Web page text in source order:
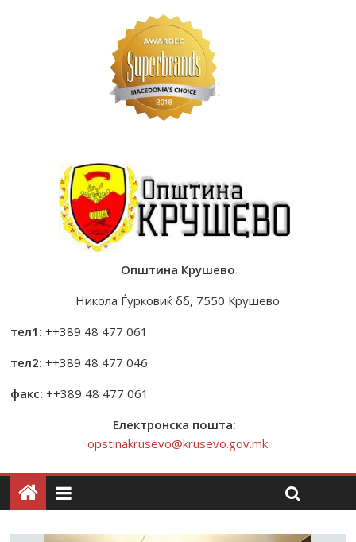
Општина Крушево
Никола Ѓурковиќ бб, 7550 Крушево
тел1: ++389 48 477 061
тел2: ++389 48 477 046
факс: ++389 48 477 061
Електронска пошта:
opstinakrusevo@krusevo.gov.mk